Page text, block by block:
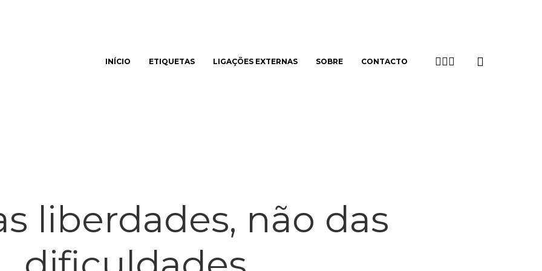
INÍCIO ETIQUETAS LIGAÇÕES EXTERNAS SOBRE CONTACTO TWITTER
LINKEDIN
EMAIL
liberdades, não das